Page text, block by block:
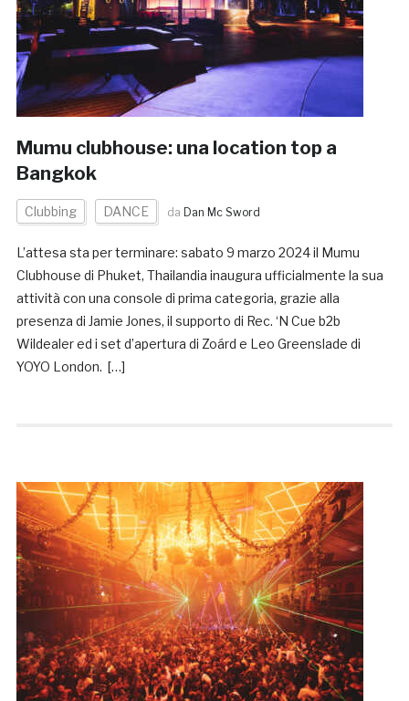
Mumu clubhouse: una location top a
Bangkok
Clubbing DANCE da Dan Mc Sword
L’attesa sta per terminare: sabato 9 marzo 2024 il Mumu
Clubhouse di Phuket, Thailandia inaugura ufficialmente la sua
attività con una console di prima categoria, grazie alla
presenza di Jamie Jones, il supporto di Rec. ‘N Cue b2b
Wildealer ed i set d’apertura di Zoárd e Leo Greenslade di
YOYO London. […]